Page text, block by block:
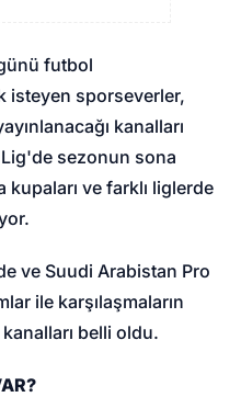
futbol
isteyen sporseverler,
kanalları
Lig'de sezonun sona
ve farklı liglerde
ve Suudi Arabistan Pro
ile karşılaşmaların
belli oldu.